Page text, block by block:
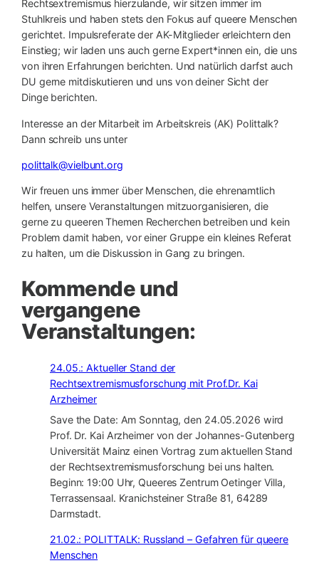
Rechtsextremismus hierzulande, wir sitzen immer im
Stuhlkreis und haben stets den Fokus auf queere Menschen
gerichtet. Impulsreferate der AK-Mitglieder erleichtern den
Einstieg; wir laden uns auch gerne Expert*innen ein, die uns
von ihren Erfahrungen berichten. Und natürlich darfst auch
DU gerne mitdiskutieren und uns von deiner Sicht der
Dinge berichten.
Interesse an der Mitarbeit im Arbeitskreis (AK) Polittalk?
Dann schreib uns unter
polittalk@vielbunt.org
Wir freuen uns immer über Menschen, die ehrenamtlich
helfen, unsere Veranstaltungen mitzuorganisieren, die
gerne zu queeren Themen Recherchen betreiben und kein
Problem damit haben, vor einer Gruppe ein kleines Referat
zu halten, um die Diskussion in Gang zu bringen.
Kommende und
vergangene
Veranstaltungen:
24.05.: Aktueller Stand der
Rechtsextremismusforschung mit Prof.Dr. Kai
Arzheimer
Save the Date: Am Sonntag, den 24.05.2026 wird
Prof. Dr. Kai Arzheimer von der Johannes-Gutenberg
Universität Mainz einen Vortrag zum aktuellen Stand
der Rechtsextremismusforschung bei uns halten.
Beginn: 19:00 Uhr, Queeres Zentrum Oetinger Villa,
Terrassensaal. Kranichsteiner Straße 81, 64289
Darmstadt.
21.02.: POLITTALK: Russland – Gefahren für queere
Menschen